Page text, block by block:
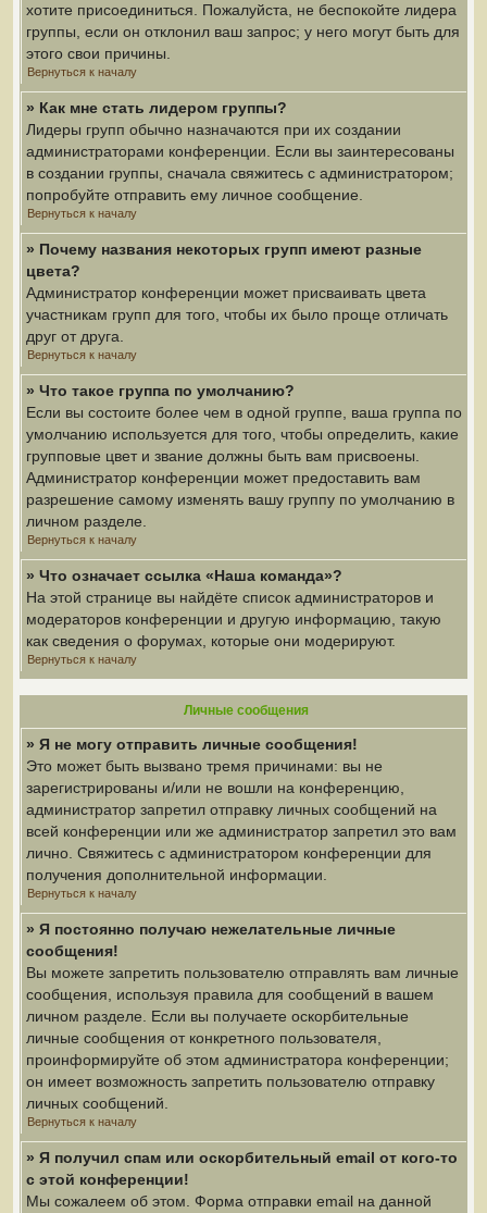
хотите присоединиться. Пожалуйста, не беспокойте лидера
группы, если он отклонил ваш запрос; у него могут быть для
этого свои причины.
Вернуться к началу
» Как мне стать лидером группы?
Лидеры групп обычно назначаются при их создании
администраторами конференции. Если вы заинтересованы
в создании группы, сначала свяжитесь с администратором;
попробуйте отправить ему личное сообщение.
Вернуться к началу
» Почему названия некоторых групп имеют разные
цвета?
Администратор конференции может присваивать цвета
участникам групп для того, чтобы их было проще отличать
друг от друга.
Вернуться к началу
» Что такое группа по умолчанию?
Если вы состоите более чем в одной группе, ваша группа по
умолчанию используется для того, чтобы определить, какие
групповые цвет и звание должны быть вам присвоены.
Администратор конференции может предоставить вам
разрешение самому изменять вашу группу по умолчанию в
личном разделе.
Вернуться к началу
» Что означает ссылка «Наша команда»?
На этой странице вы найдёте список администраторов и
модераторов конференции и другую информацию, такую
как сведения о форумах, которые они модерируют.
Вернуться к началу
Личные сообщения
» Я не могу отправить личные сообщения!
Это может быть вызвано тремя причинами: вы не
зарегистрированы и/или не вошли на конференцию,
администратор запретил отправку личных сообщений на
всей конференции или же администратор запретил это вам
лично. Свяжитесь с администратором конференции для
получения дополнительной информации.
Вернуться к началу
» Я постоянно получаю нежелательные личные
сообщения!
Вы можете запретить пользователю отправлять вам личные
сообщения, используя правила для сообщений в вашем
личном разделе. Если вы получаете оскорбительные
личные сообщения от конкретного пользователя,
проинформируйте об этом администратора конференции;
он имеет возможность запретить пользователю отправку
личных сообщений.
Вернуться к началу
» Я получил спам или оскорбительный email от кого-то
с этой конференции!
Мы сожалеем об этом. Форма отправки email на данной